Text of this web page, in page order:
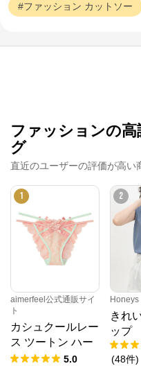
ファッション カットソー
ファッションの
グ
直近のユーザーの評価が高い
1
aimerfeel公式通販サイ
ト
カシュクールレー
ス ツートン ハー
フバックショーツ
5.0
2
Honeys
きれ
ップ
(48件)
クロスプラ
クロスプラス　オ
N.O.R.C (ノーク)、
ダ) 、ATSURO